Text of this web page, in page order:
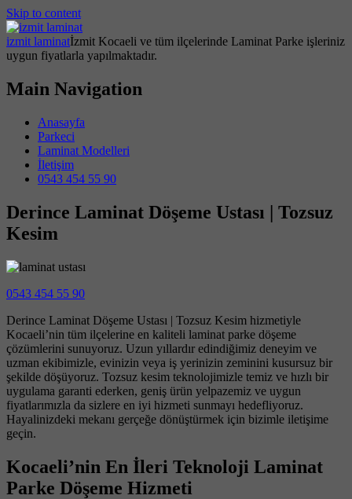
Skip to content
izmit laminatİzmit Kocaeli ve tüm ilçelerinde Laminat Parke işleriniz
uygun fiyatlarla yapılmaktadır.
Main Navigation
Anasayfa
Parkeci
Laminat Modelleri
İletişim
0543 454 55 90
Derince Laminat Döşeme Ustası | Tozsuz
Kesim
0543 454 55 90
Derince Laminat Döşeme Ustası | Tozsuz Kesim hizmetiyle
Kocaeli’nin tüm ilçelerine en kaliteli laminat parke döşeme
çözümlerini sunuyoruz. Uzun yıllardır edindiğimiz deneyim ve
uzman ekibimizle, evinizin veya iş yerinizin zeminini kusursuz bir
şekilde döşüyoruz. Tozsuz kesim teknolojimizle temiz ve hızlı bir
uygulama garanti ederken, geniş ürün yelpazemiz ve uygun
fiyatlarımızla da sizlere en iyi hizmeti sunmayı hedefliyoruz.
Hayalinizdeki mekanı gerçeğe dönüştürmek için bizimle iletişime
geçin.
Kocaeli’nin En İleri Teknoloji Laminat
Parke Döşeme Hizmeti